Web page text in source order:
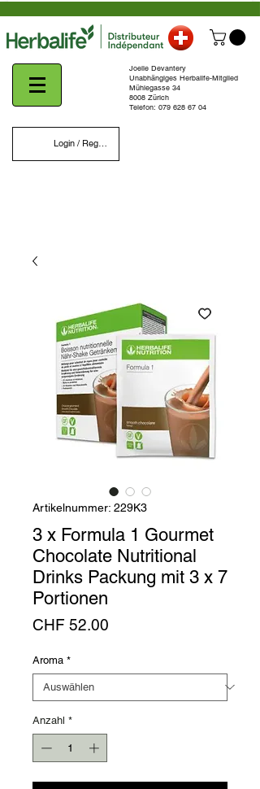
Login / Register
Joelle Devantery
Unabhängiges Herbalife-Mitglied
Mühlegasse 34
8008 Zürich
Telefon: 079 628 67 04
Artikelnummer: 229K3
3 x Formula 1 Gourmet
Chocolate Nutritional
Drinks Packung mit 3 x 7
Portionen
CHF 52.00
Aroma *
Anzahl *